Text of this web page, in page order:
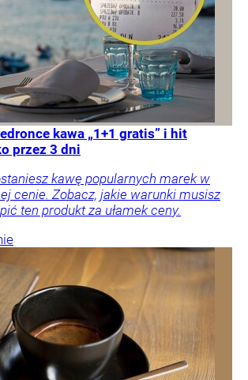
kawa „1+1 gratis” i hit
przez 3 dni
kawę popularnych marek w
cenie. Zobacz, jakie warunki musisz
ten produkt za ułamek ceny.